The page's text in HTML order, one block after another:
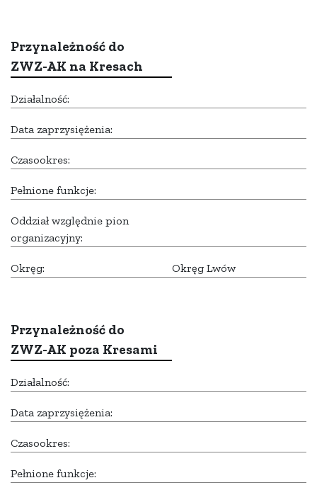
Przynależność do
ZWZ-AK na Kresach
Działalność:
Data zaprzysiężenia:
Czasookres:
Pełnione funkcje:
Oddział względnie pion
organizacyjny:
Okręg: Okręg Lwów
Przynależność do
ZWZ-AK poza Kresami
Działalność:
Data zaprzysiężenia:
Czasookres:
Pełnione funkcje: